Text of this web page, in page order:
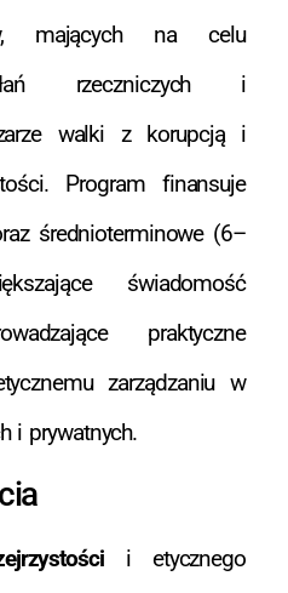
mających na celu
rzeczniczych i
walki z korupcją i
Program finansuje
średnioterminowe (6–
świadomość
praktyczne
zarządzaniu w
i prywatnych.
i etycznego